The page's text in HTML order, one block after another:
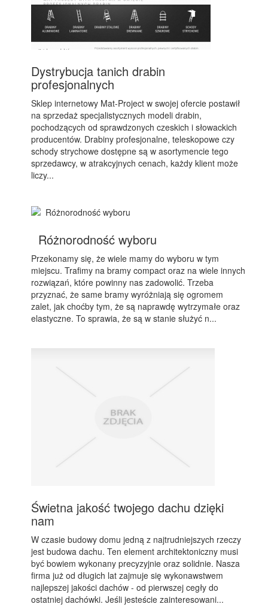
Dystrybucja tanich drabin
profesjonalnych
Sklep internetowy Mat-Project w swojej ofercie postawił
na sprzedaż specjalistycznych modeli drabin,
pochodzących od sprawdzonych czeskich i słowackich
producentów. Drabiny profesjonalne, teleskopowe czy
schody strychowe dostępne są w asortymencie tego
sprzedawcy, w atrakcyjnych cenach, każdy klient może
liczy...
Różnorodność wyboru
Przekonamy się, że wiele mamy do wyboru w tym
miejscu. Trafimy na bramy compact oraz na wiele innych
rozwiązań, które powinny nas zadowolić. Trzeba
przyznać, że same bramy wyróżniają się ogromem
zalet, jak choćby tym, że są naprawdę wytrzymałe oraz
elastyczne. To sprawia, że są w stanie służyć n...
Świetna jakość twojego dachu dzięki
nam
W czasie budowy domu jedną z najtrudniejszych rzeczy
jest budowa dachu. Ten element architektoniczny musi
być bowiem wykonany precyzyjnie oraz solidnie. Nasza
firma już od długich lat zajmuje się wykonawstwem
najlepszej jakości dachów - od pierwszej cegły do
ostatniej dachówki. Jeśli jesteście zainteresowani...